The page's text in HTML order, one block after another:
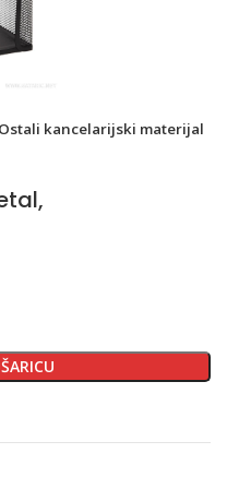
Ostali kancelarijski materijal